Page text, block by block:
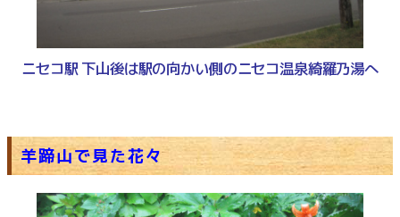
ニセコ駅 下山後は駅の向かい側のニセコ温泉綺羅乃湯へ
羊蹄山で見た花々